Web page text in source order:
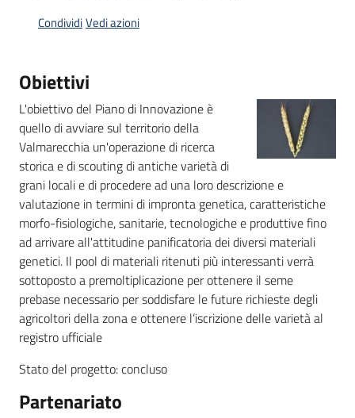
in
cifre
Seguici
su
CondividiVedi azioni
Obiettivi
L'obiettivo del Piano di Innovazione è
quello di avviare sul territorio della
Valmarecchia un'operazione di ricerca
storica e di scouting di antiche varietà di
grani locali e di procedere ad una loro descrizione e
valutazione in termini di impronta genetica, caratteristiche
morfo-fisiologiche, sanitarie, tecnologiche e produttive fino
ad arrivare all'attitudine panificatoria dei diversi materiali
genetici. Il pool di materiali ritenuti più interessanti verrà
sottoposto a premoltiplicazione per ottenere il seme
prebase necessario per soddisfare le future richieste degli
agricoltori della zona e ottenere l’iscrizione delle varietà al
registro ufficiale
Stato del progetto: concluso
Partenariato